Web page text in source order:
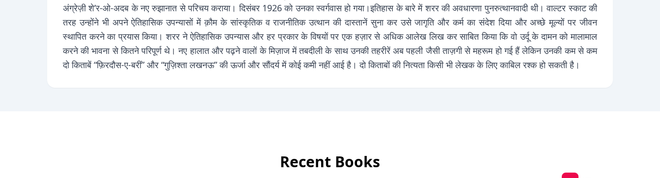
अंग्रेज़ी शे’र-ओ-अदब के नए रुझानात से परिचय कराया। दिसंबर 1926 को उनका स्वर्गवास हो गया।इतिहास के बारे में शरर की अवधारणा पुनरुत्थानवादी थी। वाल्टर स्काट की
तरह उन्होंने भी अपने ऐतिहासिक उपन्यासों में क़ौम के सांस्कृतिक व राजनीतिक उत्थान की दास्तानें सुना कर उसे जागृति और कर्म का संदेश दिया और अच्छे मूल्यों पर जीवन
स्थापित करने का प्रयास किया। शरर ने ऐतिहासिक उपन्यास और हर प्रकार के विषयों पर एक हज़ार से अधिक आलेख लिख कर साबित किया कि वो उर्दू के दामन को मालामाल
करने की भावना से कितने परिपूर्ण थे। नए हालात और पढ़ने वालों के मिज़ाज में तबदीली के साथ उनकी तहरीरें अब पहली जैसी ताज़गी से महरूम हो गई हैं लेकिन उनकी कम से कम
दो किताबें “फ़िरदौस-ए-बरीं” और “गुज़िश्ता लखनऊ” की ऊर्जा और सौंदर्य में कोई कमी नहीं आई है। दो किताबों की नित्यता किसी भी लेखक के लिए काबिल रश्क हो सकती है।
Recent Books